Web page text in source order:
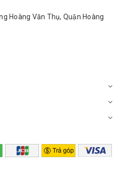
Hoàng Văn Thụ, Quận Hoàng